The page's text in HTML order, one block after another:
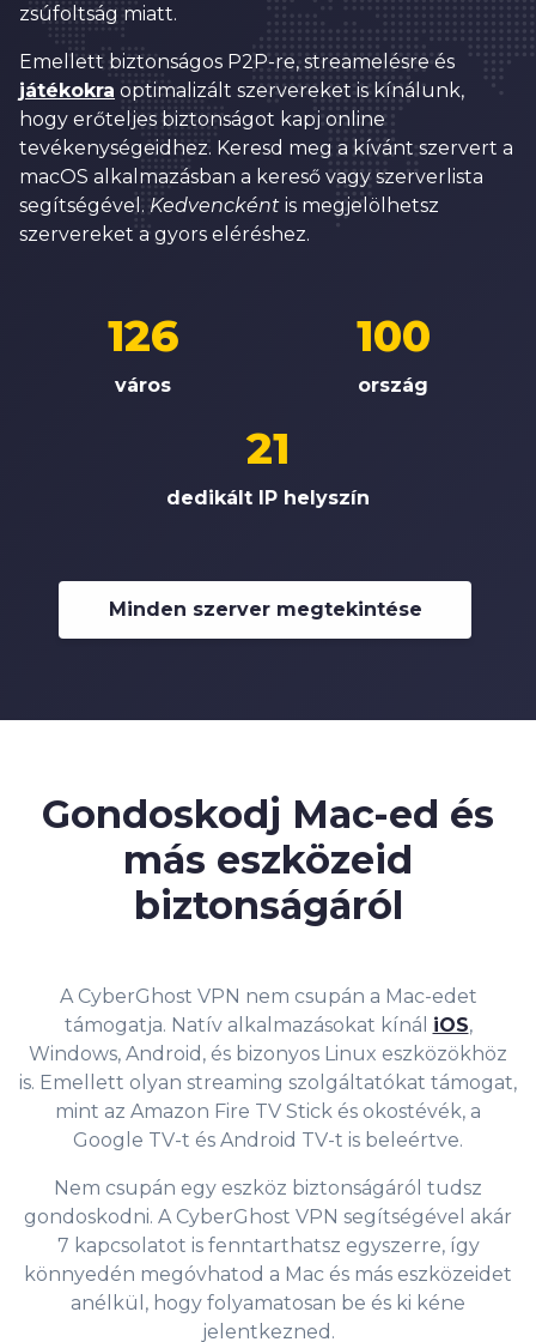
zsúfoltság miatt.
Emellett biztonságos P2P-re, streamelésre és
játékokra optimalizált szervereket is kínálunk,
hogy erőteljes biztonságot kapj online
tevékenységeidhez. Keresd meg a kívánt szervert a
macOS alkalmazásban a kereső vagy szerverlista
segítségével. Kedvencként is megjelölhetsz
szervereket a gyors eléréshez.
város
126
ország
100
dedikált IP helyszín
21
Minden szerver megtekintése
Gondoskodj Mac-ed és
más eszközeid
biztonságáról
A CyberGhost VPN nem csupán a Mac-edet
támogatja. Natív alkalmazásokat kínál iOS,
Windows, Android, és bizonyos Linux eszközökhöz
is. Emellett olyan streaming szolgáltatókat támogat,
mint az Amazon Fire TV Stick és okostévék, a
Google TV-t és Android TV-t is beleértve.
Nem csupán egy eszköz biztonságáról tudsz
gondoskodni. A CyberGhost VPN segítségével akár
7 kapcsolatot is fenntarthatsz egyszerre, így
könnyedén megóvhatod a Mac és más eszközeidet
anélkül, hogy folyamatosan be és ki kéne
jelentkezned.